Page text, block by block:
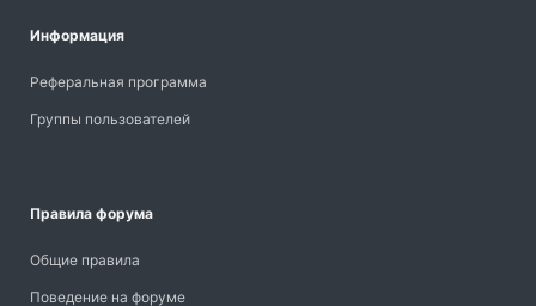
Информация
Реферальная программа
Группы пользователей
Правила форума
Общие правила
Поведение на форуме